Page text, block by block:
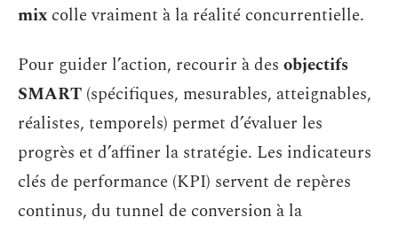
mix colle vraiment à la réalité concurrentielle.
Pour guider l’action, recourir à des objectifs
SMART (spécifiques, mesurables, atteignables,
réalistes, temporels) permet d’évaluer les
progrès et d’affiner la stratégie. Les indicateurs
clés de performance (KPI) servent de repères
continus, du tunnel de conversion à la